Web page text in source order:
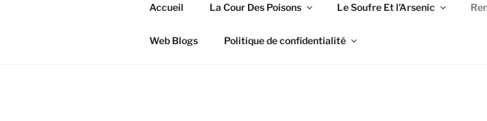
Accueil La Cour Des Poisons Le Soufre Et l’Arsenic
Web Blogs Politique de confidentialité